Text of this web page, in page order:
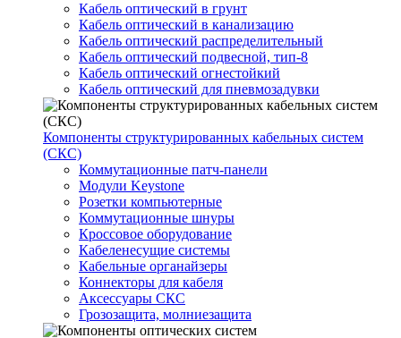
Кабель оптический в грунт
Кабель оптический в канализацию
Кабель оптический распределительный
Кабель оптический подвесной, тип-8
Кабель оптический огнестойкий
Кабель оптический для пневмозадувки
Компоненты структурированных кабельных систем
(СКС)
Коммутационные патч-панели
Модули Keystone
Розетки компьютерные
Коммутационные шнуры
Кроссовое оборудование
Кабеленесущие системы
Кабельные органайзеры
Коннекторы для кабеля
Аксессуары СКС
Грозозащита, молниезащита